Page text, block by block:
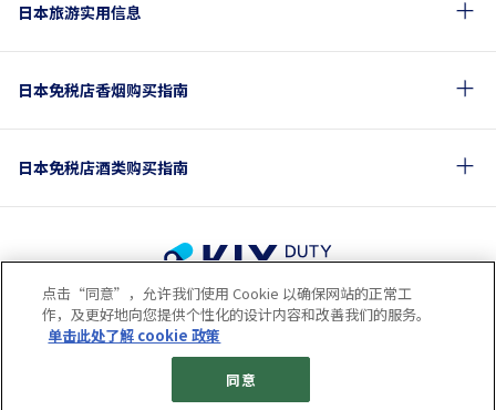
日本旅游实用信息
日本免税店香烟购买指南
日本免税店酒类购买指南
© 2023 Kansai Airports Retail & Services All rights reserved.
使用条款 隐私保护条款
Cookie政策
关于社交媒体使用规章
点击“同意”，允许我们使用 Cookie 以确保网站的正常工
作，及更好地向您提供个性化的设计内容和改善我们的服务。
单击此处了解 cookie 政策
同意